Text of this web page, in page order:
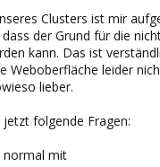
Clusters ist mir
der Grund für die
kann. Das ist
Weboberfläche leider
lieber.
folgende Fragen:
normal mit